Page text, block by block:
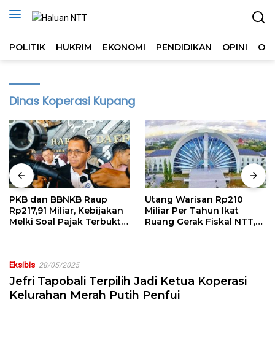
POLITIK HUKRIM EKONOMI PENDIDIKAN OPINI
Dinas Koperasi Kupang
PKB dan BBNKB Raup
Rp217,91 Miliar, Kebijakan
Melki Soal Pajak Terbukti
Utang Warisan Rp210
Miliar Per Tahun Ikat
Ruang Gerak Fiskal NTT,
Eksibis 28/05/2025
Jefri Tapobali Terpilih Jadi Ketua Koperasi
Kelurahan Merah Putih Penfui